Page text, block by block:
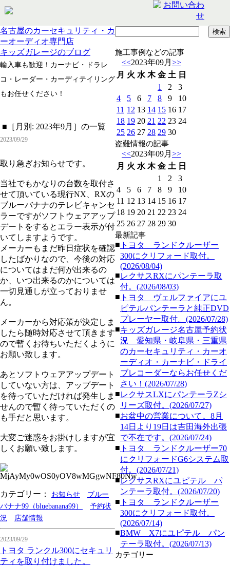
名古屋のカーセキュリティ・カ
ーオーディオ専門店
キッズガレージのブログ
輸入車も歓迎！カーナビ・ドラレ
コ・レーダー・カーディテイリング
もお任せください！
■［月別: 2023年9月］の一覧
2023/09/29
取り急ぎお知らせです。
当社でもかなりの台数を取付さ
せて頂いている現行NX、RXの
ブルーバナナのテレビキャンセ
ラーですがソフトウェアアップ
デートをするとエラー表示が付
いてしますようです。
メーカーもまだ昨日症状を確認
したばかりなので、今後の対応
についてはまだ何が出来るの
か、いつ出来るのかについては
一切見通しが立っておりませ
ん。
メーカーから対応策が決定しま
したら随時対応させて頂きます
ので暫くお待ちいただくように
お願い致します。
あとソフトウェアアップデート
していない方は、アップデート
を待っていただければ発生しま
せんので暫く待っていただくの
も手だと思います。
大変ご迷惑をお掛けしますが宜
しくお願い致します。
カテゴリー： お知らせ
ブルー
バナナ99（bluebanana99）
予約状
況
店舗情報
2023/09/29
トヨタ ランクル300にセキュリ
ティを取り付けました。
施工事例などの記事
<<2023年09月 >>
月 火 水 木 金 土 日
1
2
3
4
5 6 7 8 9
10
11 12 13 14 15 16 17
18 19 20 21 22 23 24
25 26 27 28 29 30
盗難情報の記事
<<2023年09月 >>
月 火 水 木 金 土 日
1
2
3
4
5 6 7 8 9
10
11 12 13 14 15 16 17
18 19 20 21 22 23 24
25 26 27 28 29 30
最新記事
■ トヨタ ランドクルーザー
300にクリフォード取付。
(2026/08/04)
■レクサスRXにパンテーラ取
付。(2026/08/03)
■ トヨタ ヴェルファイアにユ
ピテルパンテーラと純正DVD
プレーヤー取付。(2026/07/28)
■キッズガレージ名古屋予約状
況 愛知県・岐阜県・三重県
のカーセキュリティ・カーオ
ーディオ・カーナビ・ドライ
ブレコーダーならお任せくだ
さい！(2026/07/28)
■レクサスLXにパンテーラZシ
リーズ取付。(2026/07/27)
■お盆中の営業について。8月
14日より19日は吉田海外出張
で不在です。(2026/07/24)
■ トヨタ ランドクルーザー70
にクリフォードG6システム取
付。(2026/07/21)
■レクサスRXにユピテル パ
ンテーラ取付。(2026/07/20)
■ トヨタ ランドクルーザー
300にクリフォード取付。
(2026/07/14)
■BMW X7にユピテル パン
テーラ取付。(2026/07/13)
カテゴリー